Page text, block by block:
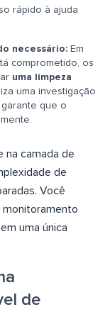
rápido à ajuda
necessário: Em
comprometido, os
uma limpeza
uma investigação
que o
na camada de
de
Você
uma única
de